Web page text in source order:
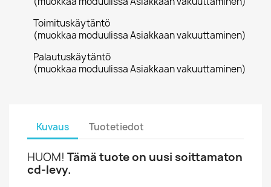
Toimituskäytäntö
(muokkaa moduulissa Asiakkaan vakuuttaminen)
Palautuskäytäntö
(muokkaa moduulissa Asiakkaan vakuuttaminen)
Kuvaus Tuotetiedot
HUOM! Tämä tuote on uusi soittamaton
cd-levy.